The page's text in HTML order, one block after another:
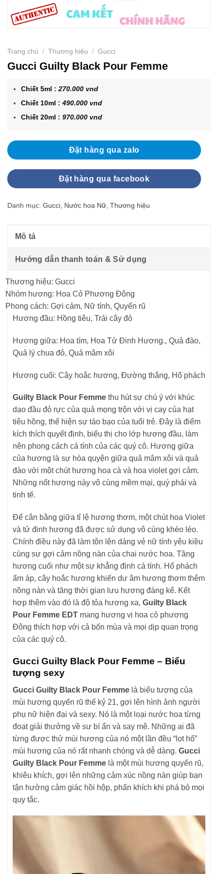
Trang chủ / Thương hiệu / Gucci
Gucci Guilty Black Pour Femme
Chiết 5ml :270.000 vnd
Chiết 10ml :490.000 vnd
Chiết 20ml :970.000 vnd
Đặt hàng qua zalo
Đặt hàng qua facebook
Danh mục: Gucci Nước hoa Nữ Thương hiệu
Mô tả
Hướng dẫn thanh toán & Sử dụng
Thương hiệu: Gucci
Nhóm hương: Hoa Cỏ Phương Đông
Phong cách: Gợi cảm, Nữ tính, Quyến rũ
Hương đầu: Hồng tiêu, Trái cây đỏ
Hương giữa: Hoa tím, Hoa Tử Đinh Hương., Quả đào,
Quả lý chua đỏ, Quả mâm xôi
Hương cuối: Cây hoắc hương, Đường thắng, Hổ phách
Guilty Black Pour Femme thu hút sự chú ý với khúc
dạo đầu đỏ rực của quả mọng trộn với vị cay của hạt
tiêu hồng, thể hiện sự táo bạo của tuổi trẻ. Đây là điểm
kích thích quyết định, biểu thị cho lớp hương đầu, làm
nên phong cách cá tính của các quý cô. Hương giữa
của hương là sự hòa quyện giữa quả mâm xôi và quả
đào với một chút hương hoa cà và hoa violet gợi cảm.
Những nốt hương này vô cùng mềm mại, quý phái và
tinh tế.
Để cân bằng giữa tỉ lệ hương thơm, một chút hoa Violet
và tử đinh hương đã được sử dụng vô cùng khéo léo.
Chính điều này đã làm tôn lên dáng vẻ nữ tính yêu kiều
cùng sự gợi cảm nồng nàn của chai nước hoa. Tầng
hương cuối như một sự khẳng định cá tính. Hổ phách
ấm áp, cây hoắc hương khiến dư âm hương thơm thêm
nồng nàn và tăng thời gian lưu hương đáng kể. Kết
hợp thêm vào đó là độ tỏa hương xa, Guilty Black
Pour Femme EDT mang hương vị hoa cỏ phương
Đông thích hợp với cả bốn mùa và mọi dịp quan trọng
của các quý cô.
Gucci Guilty Black Pour Femme – Biểu
tượng sexy
Gucci Guilty Black Pour Femme là biểu tượng của
mùi hương quyến rũ thế kỷ 21, gợi lên hình ảnh người
phụ nữ hiện đại và sexy. Nó là một loại nước hoa từng
đoạt giải thưởng về sự bí ẩn và say mê. Những ai đã
từng được thử mùi hương của nó một lần đều “lọt hố”
mùi hương của nó rất nhanh chóng và dễ dàng. Gucci
Guilty Black Pour Femme là một mùi hương quyến rũ,
khiêu khích, gợi lên những cảm xúc nồng nàn giúp bạn
tận hưởng cảm giác hồi hộp, phấn khích khi phá bỏ mọi
quy tắc.